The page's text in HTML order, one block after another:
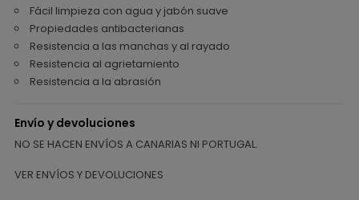
Fácil limpieza con agua y jabón suave
Propiedades antibacterianas
Resistencia a las manchas y al rayado
Resistencia al agrietamiento
Resistencia a la abrasión
Envío y devoluciones
NO SE HACEN ENVÍOS A CANARIAS NI PORTUGAL.
VER ENVÍOS Y DEVOLUCIONES